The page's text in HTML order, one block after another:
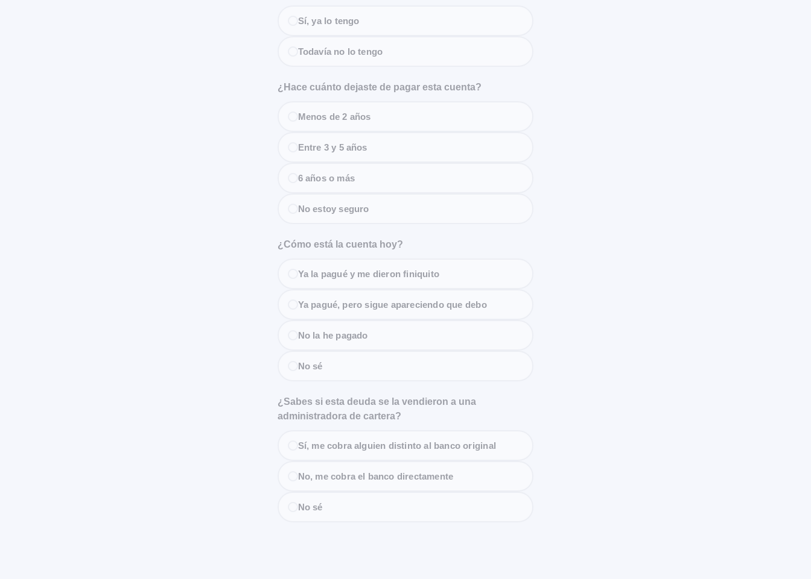
Sí, ya lo tengo
Todavía no lo tengo
¿Hace cuánto dejaste de pagar esta cuenta?
Menos de 2 años
Entre 3 y 5 años
6 años o más
No estoy seguro
¿Cómo está la cuenta hoy?
Ya la pagué y me dieron finiquito
Ya pagué, pero sigue apareciendo que debo
No la he pagado
No sé
¿Sabes si esta deuda se la vendieron a una
administradora de cartera?
Sí, me cobra alguien distinto al banco original
No, me cobra el banco directamente
No sé